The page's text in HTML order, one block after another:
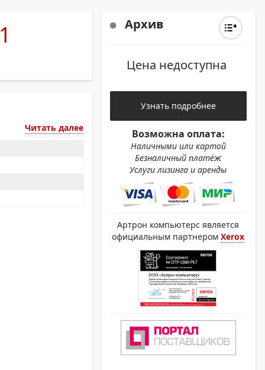
ДЛЯ ШИРОКОФОРМАТНЫХ СИСТЕМ
Читать далее
Архив
Цена недоступна
Узнать подробнее
Возможна оплата:
Наличными или картой
Безналичный платёж
Услуги лизинга и аренды
Артрон компьютерс является
официальным партнеромXerox